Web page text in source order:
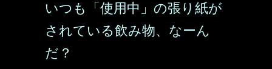
いつも「使用中」の張り紙が
されている飲み物、なーん
だ？